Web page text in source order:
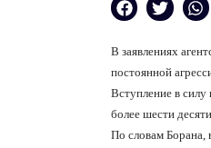
В заявлениях
постоянной
Вступление в
более шести
По словам Борана,